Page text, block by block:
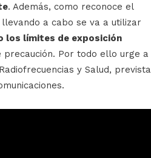
. Además, como reconoce el
a cabo se va a utilizar
los límites de exposición
Por todo ello urge a
y Salud, prevista